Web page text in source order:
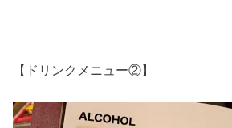
【ドリンクメニュー②】